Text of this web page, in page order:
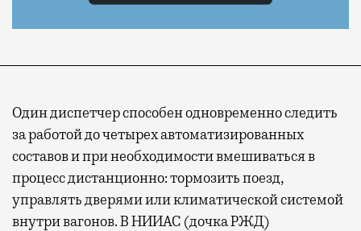
Один диспетчер способен одновременно следить
за работой до четырех автоматизированных
составов и при необходимости вмешиваться в
процесс дистанционно: тормозить поезд,
управлять дверями или климатической системой
внутри вагонов. В НИИАС (дочка РЖД)